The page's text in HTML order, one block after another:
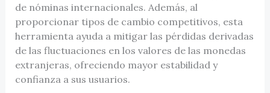
de nóminas internacionales. Además, al
proporcionar tipos de cambio competitivos, esta
herramienta ayuda a mitigar las pérdidas derivadas
de las fluctuaciones en los valores de las monedas
extranjeras, ofreciendo mayor estabilidad y
confianza a sus usuarios.